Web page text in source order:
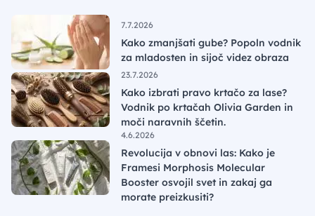
7.7.2026
Kako zmanjšati gube? Popoln vodnik
za mladosten in sijoč videz obraza
23.7.2026
Kako izbrati pravo krtačo za lase?
Vodnik po krtačah Olivia Garden in
moči naravnih ščetin.
4.6.2026
Revolucija v obnovi las: Kako je
Framesi Morphosis Molecular
Booster osvojil svet in zakaj ga
morate preizkusiti?